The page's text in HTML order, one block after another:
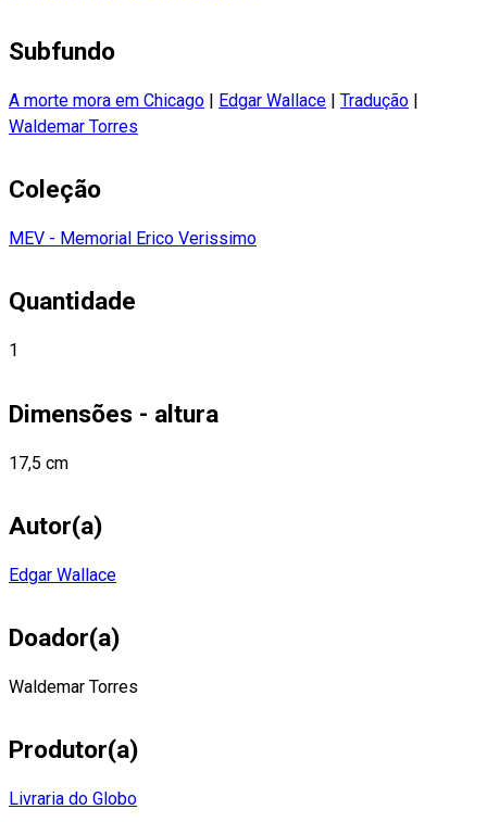
Subfundo
A morte mora em Chicago | Edgar Wallace | Tradução |
Waldemar Torres
Coleção
MEV - Memorial Erico Verissimo
Quantidade
1
Dimensões - altura
17,5 cm
Autor(a)
Edgar Wallace
Doador(a)
Waldemar Torres
Produtor(a)
Livraria do Globo